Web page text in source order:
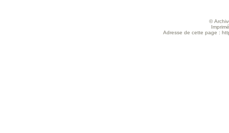
©
Adresse de cette page :